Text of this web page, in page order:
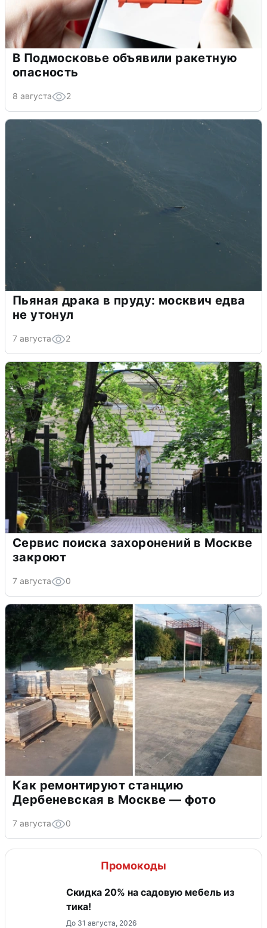
В Подмосковье объявили ракетную
опасность
8 августа 2
Пьяная драка в пруду: москвич едва
не утонул
7 августа 2
Сервис поиска захоронений в Москве
закроют
7 августа 0
Как ремонтируют станцию
Дербеневская в Москве — фото
7 августа 0
Промокоды
Скидка 20% на садовую мебель из
тика!
До 31 августа, 2026